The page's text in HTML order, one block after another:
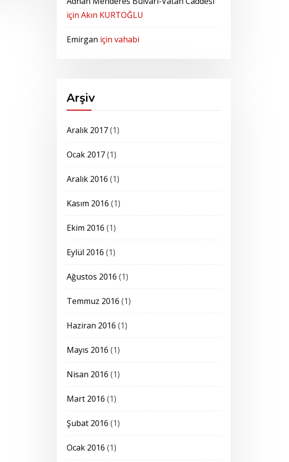
için Akın KURTOĞLU
Emirgan için vahabi
Arşiv
Aralık 2017(1)
Ocak 2017(1)
Aralık 2016 (1)
Kasım 2016 (1)
Ekim 2016 (1)
Eylül 2016 (1)
Ağustos 2016 (1)
Temmuz 2016 (1)
Haziran 2016 (1)
Mayıs 2016 (1)
Nisan 2016 (1)
Mart 2016 (1)
Şubat 2016 (1)
Ocak 2016 (1)